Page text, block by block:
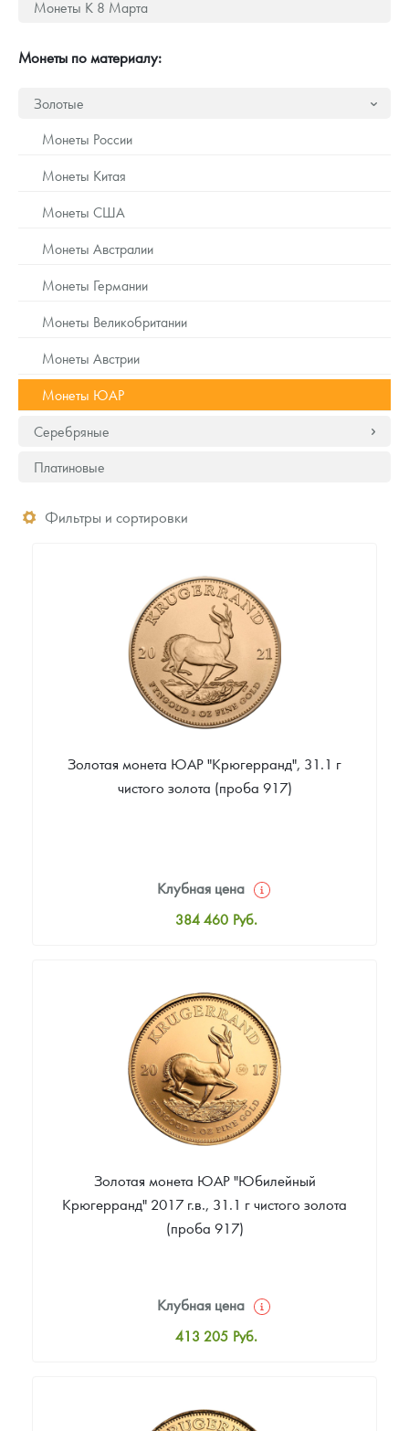
Русская нумизматика
Золотая карманная галерея
Книги по нумизматике
Монеты К 8 Марта
Монеты по материалу:
Золотые
Монеты России
Монеты Китая
Монеты США
Монеты Австралии
Монеты Германии
Монеты Великобритании
Монеты Австрии
Монеты ЮАР
Серебряные
Платиновые
Фильтры и сортировки
Золотая монета ЮАР "Крюгерранд", 31.1 г
чистого золота (проба 917)
Клубная цена
384 460 Руб.
Цена выкупа
348 529 Руб.
Золотая монета ЮАР "Юбилейный
Крюгерранд" 2017 г.в., 31.1 г чистого золота
(проба 917)
Клубная цена
413 205 Руб.
Цена выкупа